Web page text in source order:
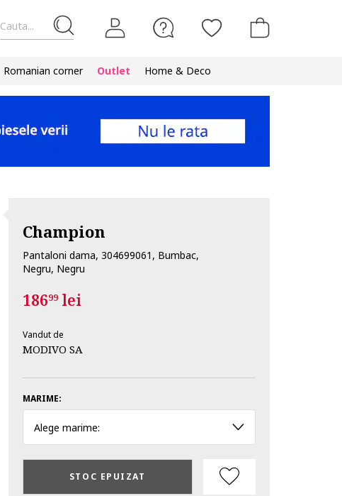
Cauta...
Romanian corner Outlet Home & Deco
Champion
Pantaloni dama, 304699061, Bumbac,
Negru, Negru
18699lei
Vandut de
MODIVO SA
MARIME:
Alege marime:
STOC EPUIZAT